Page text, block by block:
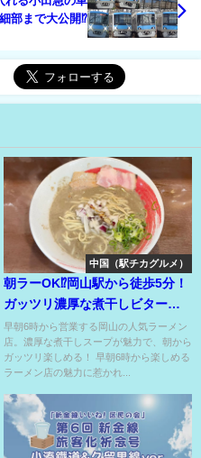
部まで大公開⁉
中国（駅チカグルメ）
朝ラーOK⁉岡山駅から徒歩5分！
ガッツリ濃厚な煮干しビターが
魅惑のラーメン店⁉
早朝6時から営業する岡山の人気ラーメン
店。濃厚な煮干しスープが魅力で、朝から
ガッツリ楽しめる！ 早朝6時から楽しめる
ラーメン店の魅力に惹かれ...